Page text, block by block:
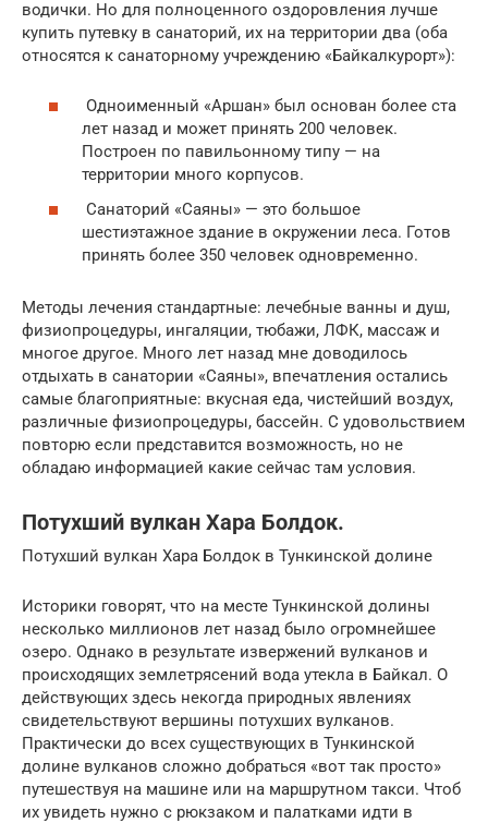
водички. Но для полноценного оздоровления лучше
купить путевку в санаторий, их на территории два (оба
относятся к санаторному учреждению «Байкалкурорт»):
Одноименный «Аршан» был основан более ста
лет назад и может принять 200 человек.
Построен по павильонному типу — на
территории много корпусов.
Санаторий «Саяны» — это большое
шестиэтажное здание в окружении леса. Готов
принять более 350 человек одновременно.
Методы лечения стандартные: лечебные ванны и душ,
физиопроцедуры, ингаляции, тюбажи, ЛФК, массаж и
многое другое. Много лет назад мне доводилось
отдыхать в санатории «Саяны», впечатления остались
самые благоприятные: вкусная еда, чистейший воздух,
различные физиопроцедуры, бассейн. С удовольствием
повторю если представится возможность, но не
обладаю информацией какие сейчас там условия.
Потухший вулкан Хара Болдок.
Потухший вулкан Хара Болдок в Тункинской долине
Историки говорят, что на месте Тункинской долины
несколько миллионов лет назад было огромнейшее
озеро. Однако в результате извержений вулканов и
происходящих землетрясений вода утекла в Байкал. О
действующих здесь некогда природных явлениях
свидетельствуют вершины потухших вулканов.
Практически до всех существующих в Тункинской
долине вулканов сложно добраться «вот так просто»
путешествуя на машине или на маршрутном такси. Чтоб
их увидеть нужно с рюкзаком и палатками идти в